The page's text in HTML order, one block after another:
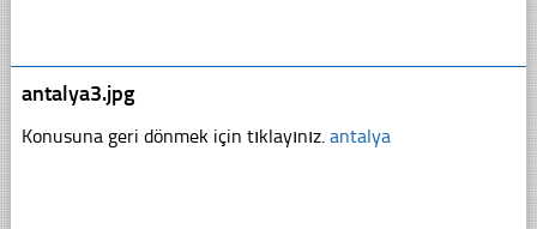
antalya3.jpg
Konusuna geri dönmek için tıklayınız. antalya